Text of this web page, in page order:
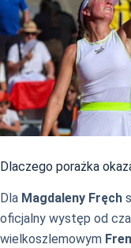
Dlaczego porażka
Dla Magdaleny Fręch
oficjalny występ od
wielkoszlemowym